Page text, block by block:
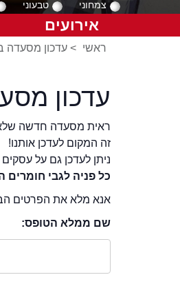
צמחוני טבעוני
אירועים
ראשי > עדכון מסעדה
עדכון
ראית מסעדה חדשה
זה המקום לעדכן אותנו!
ניתן לעדכן גם על
כל פניה לגבי חומרים
אנא מלא את הפרטים
שם ממלא הטופס: